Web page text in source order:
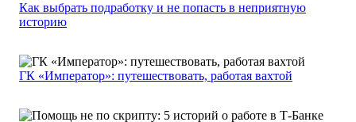
Как выбрать подработку и не попасть в неприятную
историю
ГК «Император»: путешествовать, работая вахтой